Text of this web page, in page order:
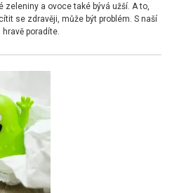
zeleniny a ovoce také bývá užší. A to,
se zdravěji, může být problém. S naší
poradíte.